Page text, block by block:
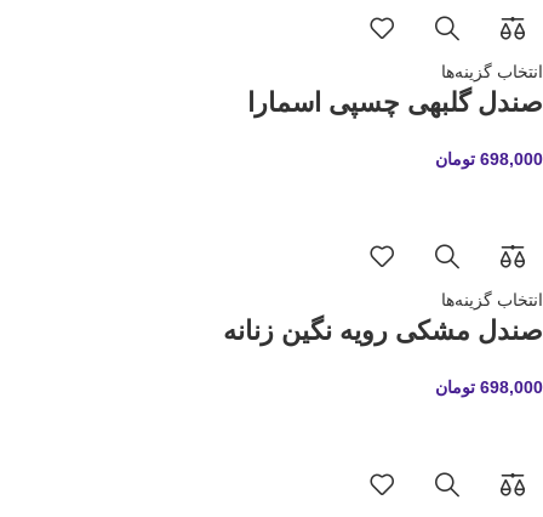
انتخاب گزینه‌ها
صندل گلبهی چسپی اسمارا
698,000 تومان
انتخاب گزینه‌ها
صندل مشکی رویه نگین زنانه
698,000 تومان